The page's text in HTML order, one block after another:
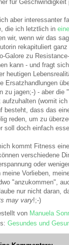
für
aber interessanter
die ich letztlich in
wir, wenn wir das
rekapituliert
Galore zu
kann - und fragt
heutigen
Ersatzhandlungen
zu jagen;-) - aber die
aufzuhalten (womit
besteht, dass das
reden, um zu
soll doch einfach
kommt Fitness
verschiedene
oder
meine Vorlieben,
"anzukommen",
nur nicht daran,
may vary!;-)
von Manuela
Gesundes und